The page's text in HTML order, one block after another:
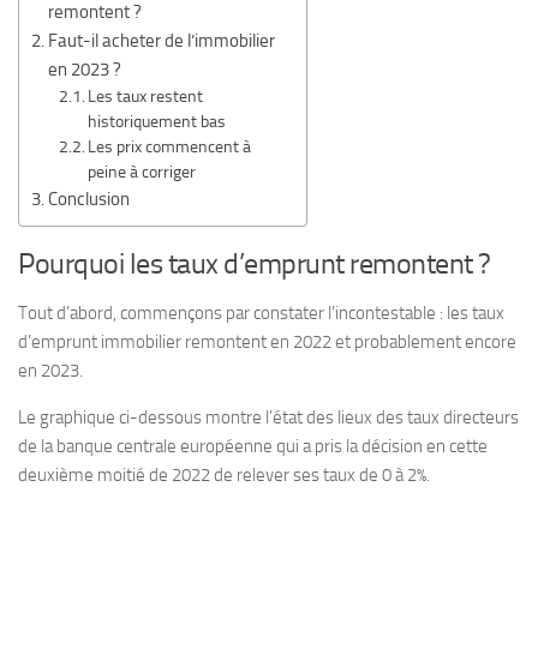
remontent ?
Faut-il acheter de l’immobilier
en 2023 ?
Les taux restent
historiquement bas
Les prix commencent à
peine à corriger
Conclusion
Pourquoi les taux d’emprunt remontent ?
Tout d’abord, commençons par constater l’incontestable : les taux
d’emprunt immobilier remontent en 2022 et probablement encore
en 2023.
Le graphique ci-dessous montre l’état des lieux des taux directeurs
de la banque centrale européenne qui a pris la décision en cette
deuxième moitié de 2022 de relever ses taux de 0 à 2%.